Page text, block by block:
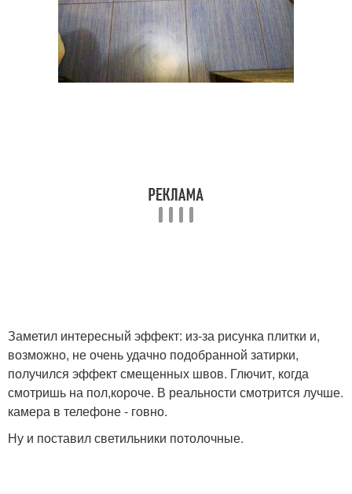
Заметил интересный эффект: из-за рисунка плитки и,
возможно, не очень удачно подобранной затирки,
получился эффект смещенных швов. Глючит, когда
смотришь на пол,короче. В реальности смотрится лучше.
камера в телефоне - говно.
Ну и поставил светильники потолочные.